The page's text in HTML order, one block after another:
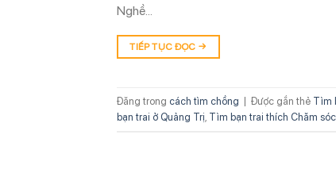
Nghề…
TIẾP TỤC ĐỌC →
Đăng trong cách tìm chồng | Được gắn thẻ Tìm
bạn trai ở Quảng Trị Tìm bạn trai thích Chăm